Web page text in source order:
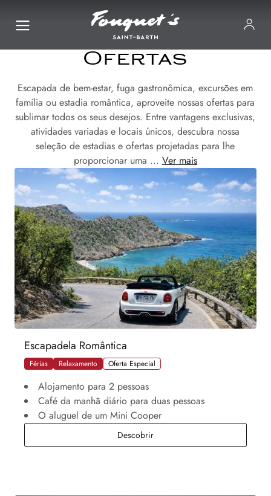
Ofertas
Escapada de bem-estar, fuga gastronômica, excursões em
família ou estadia romântica, aproveite nossas ofertas para
sublimar todos os seus desejos. Entre vantagens exclusivas,
atividades variadas e locais únicos, descubra nossa
seleção de estadias e ofertas projetadas para lhe
proporcionar uma ... Ver mais
Escapadela Romântica
Férias Relaxamento Oferta Especial
Alojamento para 2 pessoas
Café da manhã diário para duas pessoas
O aluguel de um Mini Cooper
DescobrirEscapadela Romântica